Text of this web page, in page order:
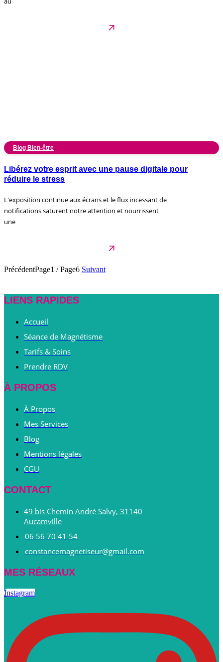
Blog Bien-être
Libérez votre esprit avec une pause digitale pour
réduire le stress
L'exposition continue aux écrans et le flux incessant de
notifications saturent notre attention et nourrissent
une
PrécédentPage1 / Page6 Suivant
LIENS RAPIDES
Accueil
Séance de Magnétisme
Tarifs & Soins
Prendre RDV
À PROPOS
À Propos
Mes Services
Blog
Mentions légales
CGU
CONTACT
49 bis Chemin André Salvy, 31140
Aucamville
06 56 70 41 54
constancemagnetiseur@gmail.com
MES RÉSEAUX
Instagram